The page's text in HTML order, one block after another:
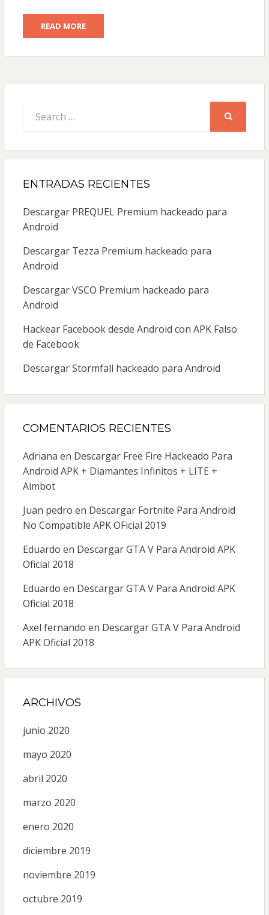
READ MORE
for:
ENTRADAS RECIENTES
Descargar PREQUEL Premium hackeado para
Android
Descargar Tezza Premium hackeado para
Android
Descargar VSCO Premium hackeado para
Android
Hackear Facebook desde Android con APK Falso
de Facebook
Descargar Stormfall hackeado para Android
COMENTARIOS RECIENTES
Adriana en Descargar Free Fire Hackeado Para
Android APK + Diamantes Infinitos + LITE +
Aimbot
Juan pedro en Descargar Fortnite Para Android
No Compatible APK OFicial 2019
Eduardo en Descargar GTA V Para Android APK
Oficial 2018
Eduardo en Descargar GTA V Para Android APK
Oficial 2018
Axel fernando en Descargar GTA V Para Android
APK Oficial 2018
ARCHIVOS
junio 2020
mayo 2020
abril 2020
marzo 2020
enero 2020
diciembre 2019
noviembre 2019
octubre 2019